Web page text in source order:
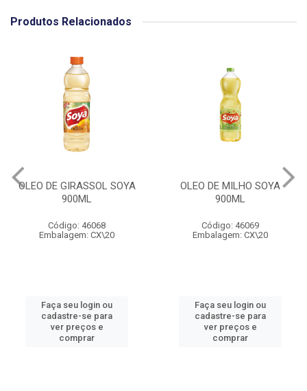
Produtos Relacionados
OLEO DE GIRASSOL SOYA
900ML
Código: 46068
Embalagem: CX\20
Faça seu login ou
cadastre-se para
ver preços e
comprar
OLEO DE MILHO SOYA
900ML
Código: 46069
Embalagem: CX\20
Faça seu login ou
cadastre-se para
ver preços e
comprar